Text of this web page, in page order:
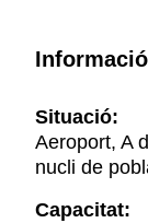
Situació:
Aeroport, A
nucli de
Capacitat: